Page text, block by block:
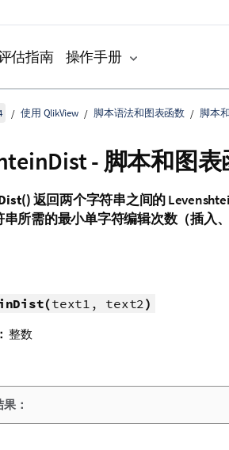
估指南 操作手册
使用 QlikView 脚本语法和图表函数 脚本
- 脚本和图
返回两个字符串之间的
串所需的最小单字符编辑次数（插入
text1, text2)
整数
：